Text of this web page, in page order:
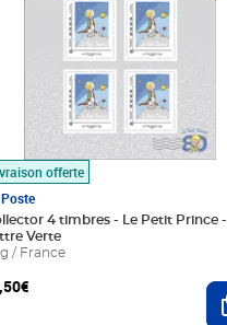
panier
offerte
4 timbres - Le Petit Prince -
Verte
/ France
,50€